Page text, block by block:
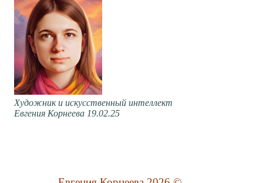
Художник и искусственный интеллект
Евгения Корнеева 19.02.25